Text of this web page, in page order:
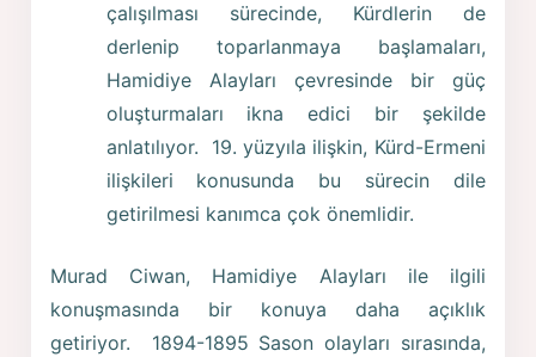
çalışılması sürecinde, Kürdlerin de
derlenip toparlanmaya başlamaları,
Hamidiye Alayları çevresinde bir güç
oluşturmaları ikna edici bir şekilde
anlatılıyor. 19. yüzyıla ilişkin, Kürd-Ermeni
ilişkileri konusunda bu sürecin dile
getirilmesi kanımca çok önemlidir.
Murad Ciwan, Hamidiye Alayları ile ilgili
konuşmasında bir konuya daha açıklık
getiriyor. 1894-1895 Sason olayları sırasında,